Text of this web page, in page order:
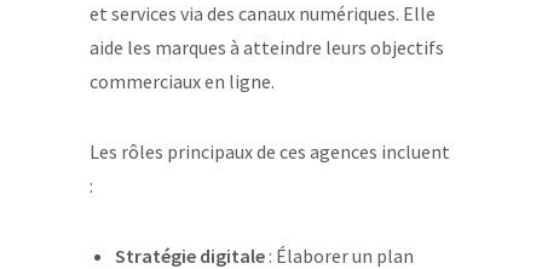
et services via des canaux numériques. Elle
aide les marques à atteindre leurs objectifs
commerciaux en ligne.
Les rôles principaux de ces agences incluent
:
Stratégie digitale: Élaborer un plan